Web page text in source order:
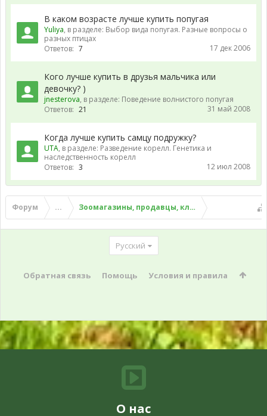
В каком возрасте лучше купить попугая
Yuliya, в разделе: Выбор вида попугая. Разные вопросы о
разных птицах
Ответов: 7 17 дек 2006
Кого лучше купить в друзья мальчика или
девочку? )
jnesterova, в разделе: Поведение волнистого попугая
Ответов: 21 31 май 2008
Когда лучше купить самцу подружку?
UTA, в разделе: Разведение корелл. Генетика и
наследственность корелл
Ответов: 3 12 июл 2008
Форум ... Зоомагазины, продавцы, клубы, питомники и
Русский
Обратная связь Помощь Условия и правила
О нас